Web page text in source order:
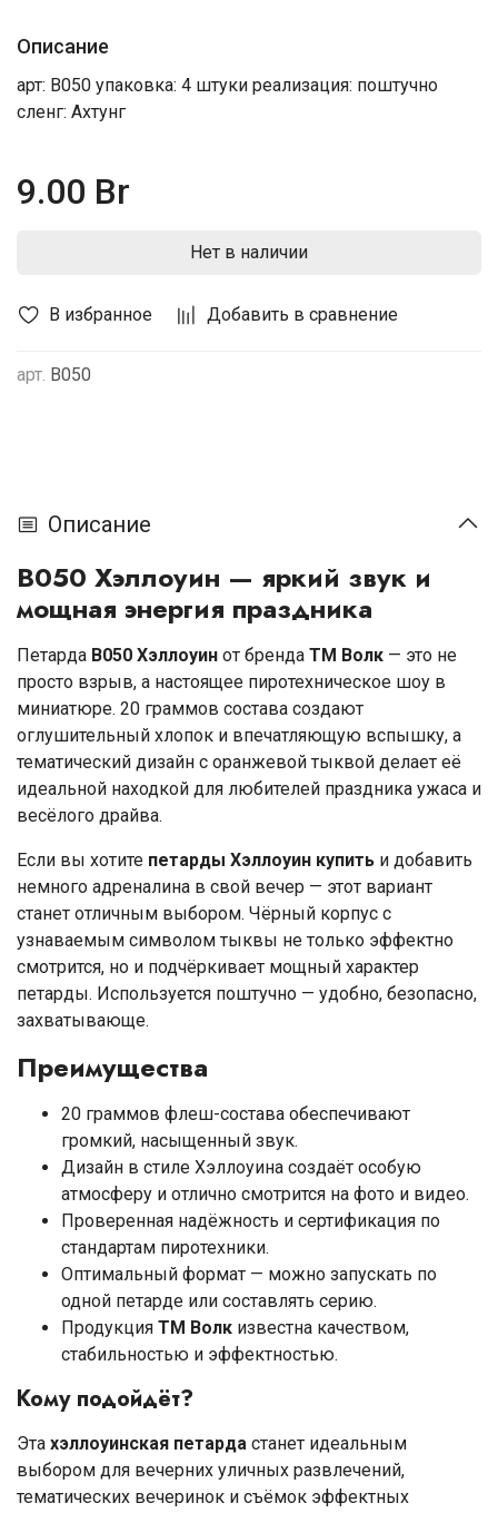
В избранное Добавить в сравнение
арт. В050
Описание
арт: B050 упаковка: 4 штуки реализация: поштучно
сленг: Ахтунг
9.00 Br
Нет в наличии
Описание
B050 Хэллоуин — яркий звук и
мощная энергия праздника
Петарда B050 Хэллоуин от бренда ТМ Волк — это не
просто взрыв, а настоящее пиротехническое шоу в
миниатюре. 20 граммов состава создают
оглушительный хлопок и впечатляющую вспышку, а
тематический дизайн с оранжевой тыквой делает её
идеальной находкой для любителей праздника ужаса и
весёлого драйва.
Если вы хотите петарды Хэллоуин купить и добавить
немного адреналина в свой вечер — этот вариант
станет отличным выбором. Чёрный корпус с
узнаваемым символом тыквы не только эффектно
смотрится, но и подчёркивает мощный характер
петарды. Используется поштучно — удобно, безопасно,
захватывающе.
Преимущества
20 граммов флеш-состава обеспечивают
громкий, насыщенный звук.
Дизайн в стиле Хэллоуина создаёт особую
атмосферу и отлично смотрится на фото и видео.
Проверенная надёжность и сертификация по
стандартам пиротехники.
Оптимальный формат — можно запускать по
одной петарде или составлять серию.
Продукция ТМ Волк известна качеством,
стабильностью и эффектностью.
Кому подойдёт?
Эта хэллоуинская петарда станет идеальным
выбором для вечерних уличных развлечений,
тематических вечеринок и съёмок эффектных